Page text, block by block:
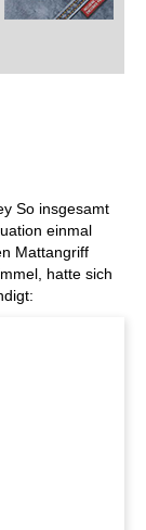
So insgesamt
einmal
Mattangriff
hatte sich